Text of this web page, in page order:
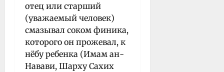
отец или старший
(уважаемый человек)
смазывал соком финика,
которого он прожевал, к
нёбу ребенка (Имам ан-
Навави, Шарху Сахих